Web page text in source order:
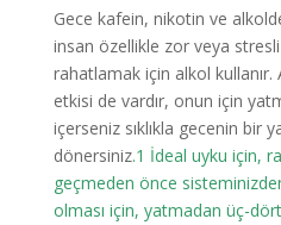
Gece kafein, nikotin ve
insan özellikle zor veya
rahatlamak için alkol kullanır.
etkisi de vardır, onun için
içerseniz sıklıkla gecenin bir
dönersiniz.1 İdeal uyku için,
geçmeden önce
olması için, yatmadan üç-